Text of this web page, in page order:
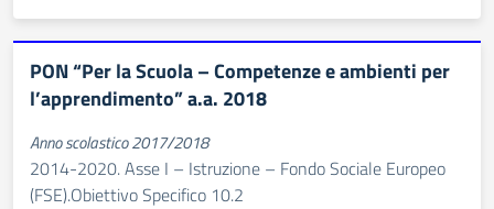
PON “Per la Scuola – Competenze e ambienti per
l’apprendimento” a.a. 2018
Anno scolastico 2017/2018
2014-2020. Asse I – Istruzione – Fondo Sociale Europeo
(FSE).Obiettivo Specifico 10.2